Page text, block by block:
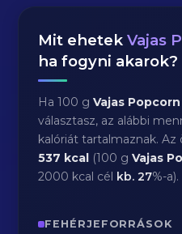
Mit ehetekVajas
ha fogyni akarok?
Ha 100 gVajas Popcorn
választasz, az alábbi
kalóriát tartalmaznak. Az
537 kcal (100 gVajas
2000 kcal cél kb.27%-a).
FEHÉRJEFORRÁSOK